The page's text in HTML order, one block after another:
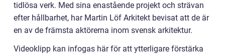
tidlösa verk. Med sina enastående projekt och strävan
efter hållbarhet, har Martin Löf Arkitekt bevisat att de är
en av de främsta aktörerna inom svensk arkitektur.
Videoklipp kan infogas här för att ytterligare förstärka